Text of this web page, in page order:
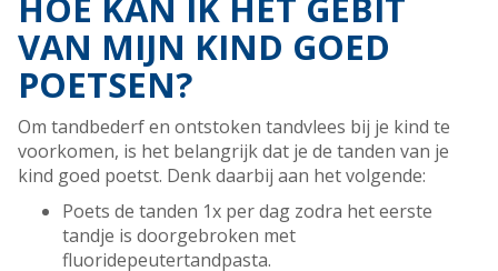
VAN MIJN KIND GOED
POETSEN?
Om tandbederf en ontstoken tandvlees bij je kind te
voorkomen, is het belangrijk dat je de tanden van je
kind goed poetst. Denk daarbij aan het volgende:
Poets de tanden 1x per dag zodra het eerste
tandje is doorgebroken met
fluoridepeutertandpasta.